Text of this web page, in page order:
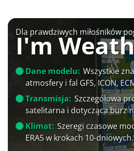
Dla prawdziwych miłośników
I'm
Dane modelu: Wszystkie
atmosfery i fal GFS, ICON,
Transmisja: Szczegółowa
satelitarna i dotycząca burz
Klimat: Szeregi czasowe
ERA5 w krokach 10-dniowych.